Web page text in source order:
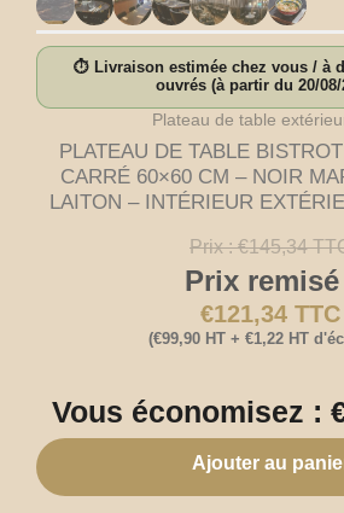
⏱ Livraison estimée chez vous / à
ouvrés (à partir du 20/08/
Plateau de table
PLATEAU DE TABLE
CARRÉ 60×60 CM – NOIR
LAITON – INTÉRIEUR
Prix :€145,34
Prix remisé
€121,34 TTC
(€99,90 HT + €1,22 HT
Vous économisez :
Ajouter au